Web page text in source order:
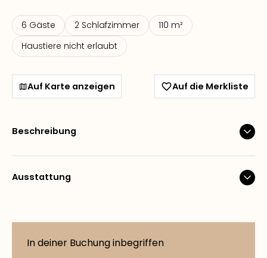
6 Gäste 2 Schlafzimmer
110 m²
Haustiere nicht erlaubt
Auf Karte anzeigen Auf die Merkliste
Beschreibung
Ausstattung
In deiner Buchung inbegriffen